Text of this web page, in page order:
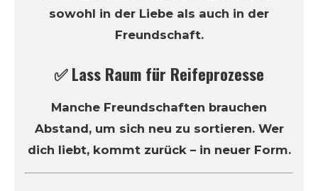
sowohl in der Liebe als auch in der
Freundschaft.
✅ Lass Raum für Reifeprozesse
Manche Freundschaften brauchen
Abstand, um sich neu zu sortieren. Wer
dich liebt, kommt zurück – in neuer Form.